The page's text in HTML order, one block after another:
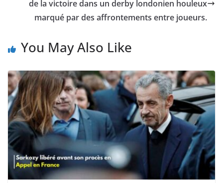
de la victoire dans un derby londonien houleux
marqué par des affrontements entre joueurs.
You May Also Like